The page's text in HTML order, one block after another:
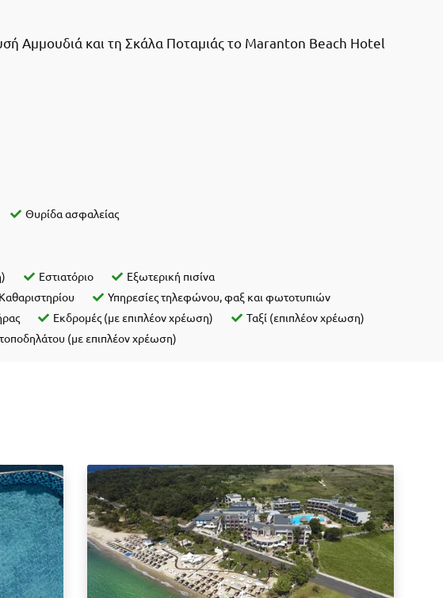
Αμμουδιά και τη Σκάλα Ποταμιάς το Maranton Beach Hotel
Θυρίδα ασφαλείας
Εστιατόριο
Εξωτερική πισίνα
Υπηρεσίες τηλεφώνου, φαξ και φωτοτυπιών
Εκδρομές (με επιπλέον χρέωση)
Ταξί (επιπλέον χρέωση)
(με επιπλέον χρέωση)